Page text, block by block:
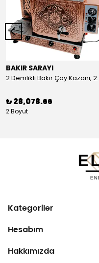
BAKIR SARAYI
2 Demlikli
₺ 28,078.66
2 Boyut
Kategoriler
Hesabım
Hakkımızda